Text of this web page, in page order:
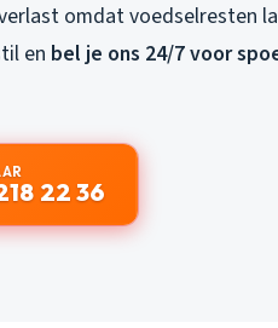
omdat voedselresten
en bel je ons 24/7 voor
22 36